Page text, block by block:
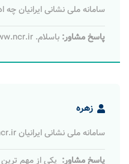
سامانه ملی نشانی ایرانیان چه
پاسخ مشاور: باسلام. www.ncr.ir
زهره
سامانه ملی نشانی ایرانیان www.ncr.ir چه امکاناتی داره؟
پاسخ مشاور: یکی از مهم